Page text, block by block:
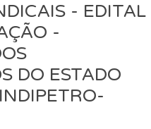
- EDITAL
-
DO ESTADO